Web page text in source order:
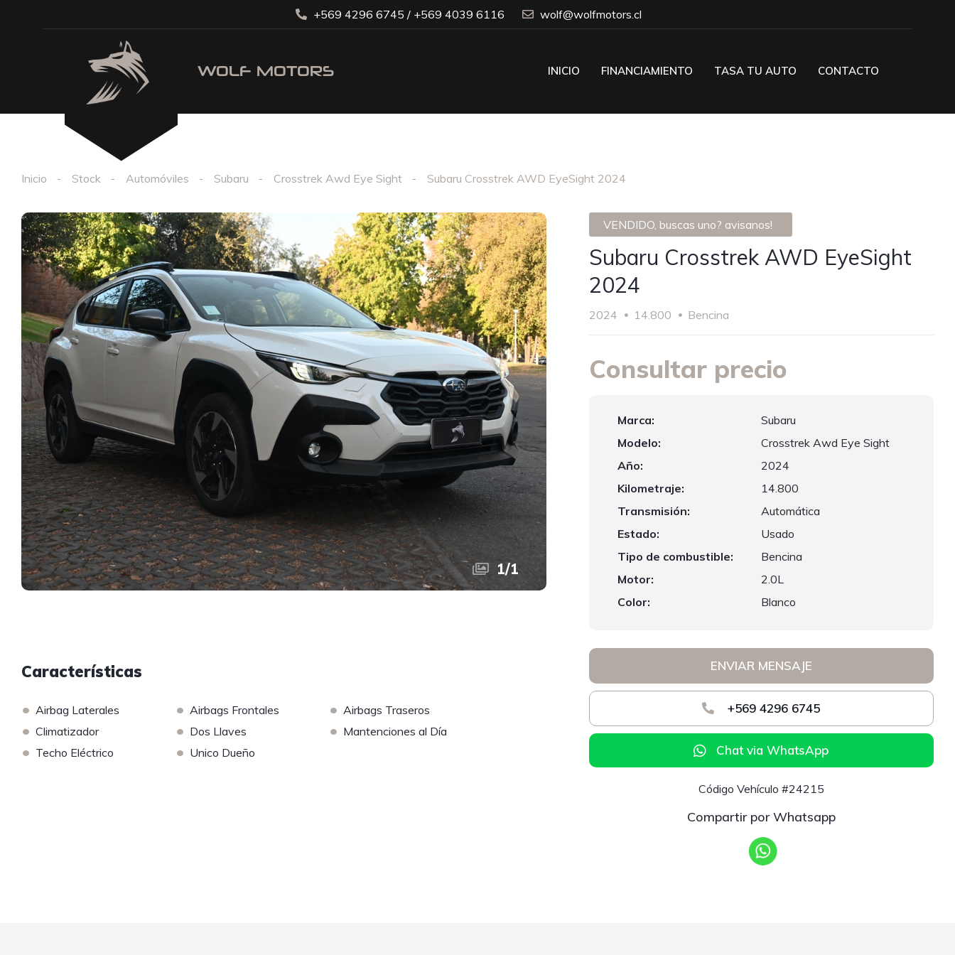
+569 4296 6745 / +569 4039 6116 wolf@wolfmotors.cl
INICIO FINANCIAMIENTO TASA TU AUTO CONTACTO
Inicio Stock Automóviles Subaru Crosstrek Awd Eye Sight Subaru Crosstrek AWD EyeSight 2024
1/1
Características
• Airbag Laterales • Airbags Frontales • Airbags Traseros
• Climatizador • Dos Llaves • Mantenciones al Día
• Techo Eléctrico • Unico Dueño
VENDIDO, buscas uno? avisanos!
Subaru Crosstrek AWD EyeSight
2024
2024 14.800 Bencina
Consultar precio
Marca:
Subaru
Modelo:
Crosstrek Awd Eye Sight
Año:
2024
Kilometraje:
14.800
Transmisión:
Automática
Estado:
Usado
Tipo de combustible:
Bencina
Motor:
2.0L
Color:
Blanco
ENVIAR MENSAJE
+569 4296 6745
Chat via WhatsApp
Código Vehículo #24215
Compartir por Whatsapp